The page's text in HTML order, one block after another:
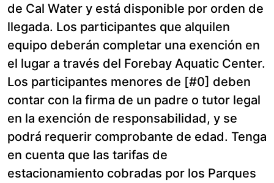
de Cal Water y está disponible por orden de
llegada. Los participantes que alquilen
equipo deberán completar una exención en
el lugar a través del Forebay Aquatic Center.
Los participantes menores de [#0] deben
contar con la firma de un padre o tutor legal
en la exención de responsabilidad, y se
podrá requerir comprobante de edad. Tenga
en cuenta que las tarifas de
estacionamiento cobradas por los Parques